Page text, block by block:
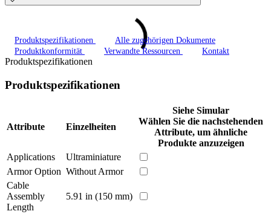
Produktspezifikationen
Alle zugehörigen Dokumente
Produktkonformität
Verwandte Ressourcen Kontakt
Produktspezifikationen
Produktspezifikationen
Attribute Einzelheiten
Siehe Simular
Wählen Sie die nachstehenden
Attribute, um ähnliche
Produkte anzuzeigen
Applications
Ultraminiature
Armor Option Without Armor
Cable
Assembly
Length
5.91 in (150 mm)